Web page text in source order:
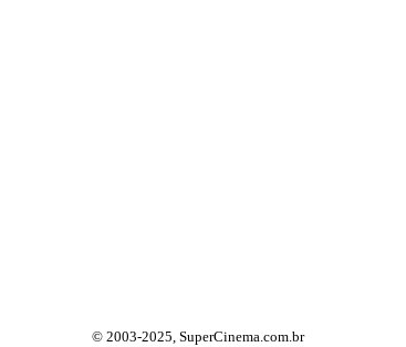
© 2003-2025, SuperCinema.com.br